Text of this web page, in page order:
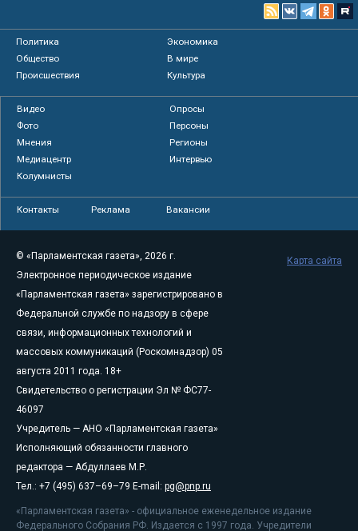
Политика
Экономика
Общество
В мире
Происшествия
Культура
Видео
Опросы
Фото
Персоны
Мнения
Регионы
Медиацентр
Интервью
Колумнисты
Контакты Реклама Вакансии
© «Парламентская газета», 2026 г.
Электронное периодическое издание
«Парламентская газета» зарегистрировано в
Федеральной службе по надзору в сфере
связи, информационных технологий и
массовых коммуникаций (Роскомнадзор) 05
августа 2011 года. 18+
Свидетельство о регистрации Эл № ФС77-
46097
Учредитель — АНО «Парламентская газета»
Исполняющий обязанности главного
редактора — Абдуллаев М.Р.
Тел.: +7 (495) 637–69–79 E-mail: pg@pnp.ru
«Парламентская газета» - официальное еженедельное издание
Федерального Собрания РФ. Издается с 1997 года. Учредители
Карта сайта